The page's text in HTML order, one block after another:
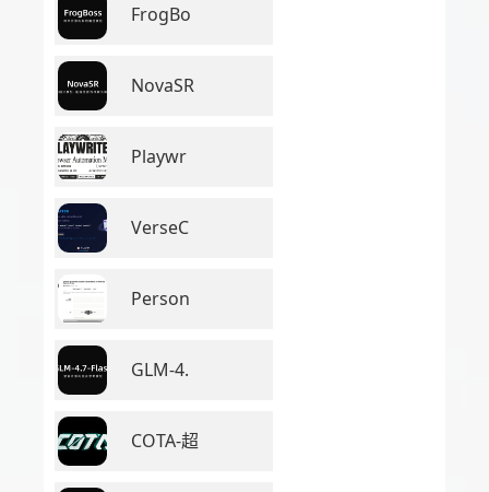
FrogBo
NovaSR
Playwr
VerseC
Person
GLM-4.
COTA-超